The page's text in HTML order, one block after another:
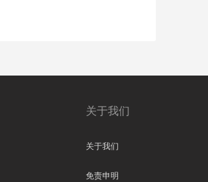
关于我们
关于我们
免责申明